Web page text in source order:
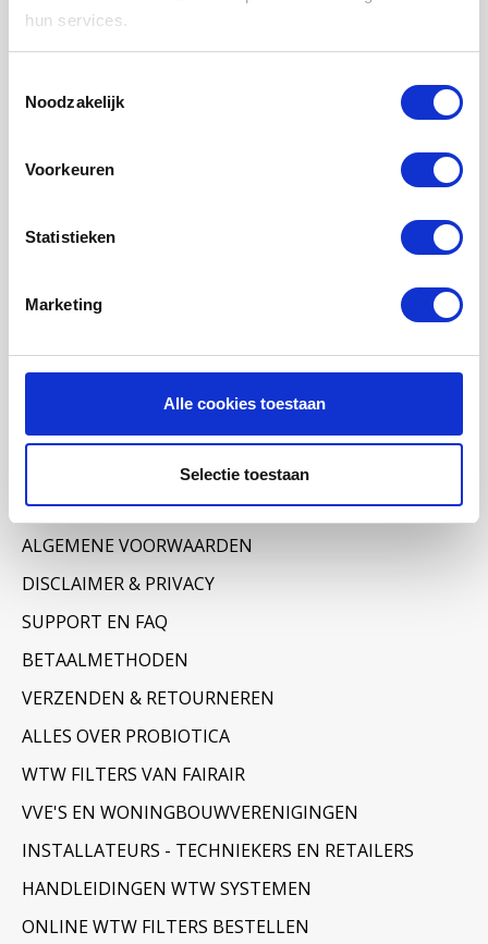
hun services.
Noodzakelijk
Voorkeuren
Statistieken
Marketing
Alle cookies toestaan
Selectie toestaan
FILTERDOEKEN / MATTEN
KEGELFILTERS - CONISCHE FILTERS
ONDERHOUD WTW VENTILATIE
Mijn account
Mijn bestellingen
OVER ONS
ALGEMENE VOORWAARDEN
DISCLAIMER & PRIVACY
SUPPORT EN FAQ
BETAALMETHODEN
VERZENDEN & RETOURNEREN
ALLES OVER PROBIOTICA
WTW FILTERS VAN FAIRAIR
VVE'S EN WONINGBOUWVERENIGINGEN
INSTALLATEURS - TECHNIEKERS EN RETAILERS
HANDLEIDINGEN WTW SYSTEMEN
ONLINE WTW FILTERS BESTELLEN